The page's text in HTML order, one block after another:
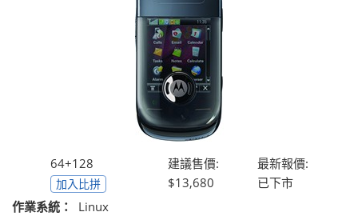
64+128
加入比拼
建議售價:
$13,680
最新報價:
已下市
作業系統：
Linux